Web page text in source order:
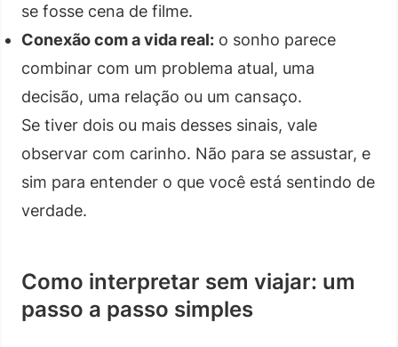
se fosse cena de filme.
Conexão com a vida real: o sonho parece
combinar com um problema atual, uma
decisão, uma relação ou um cansaço.
Se tiver dois ou mais desses sinais, vale
observar com carinho. Não para se assustar, e
sim para entender o que você está sentindo de
verdade.
Como interpretar sem viajar: um
passo a passo simples